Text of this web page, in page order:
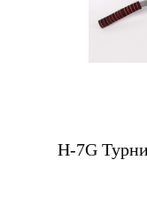
H-7G